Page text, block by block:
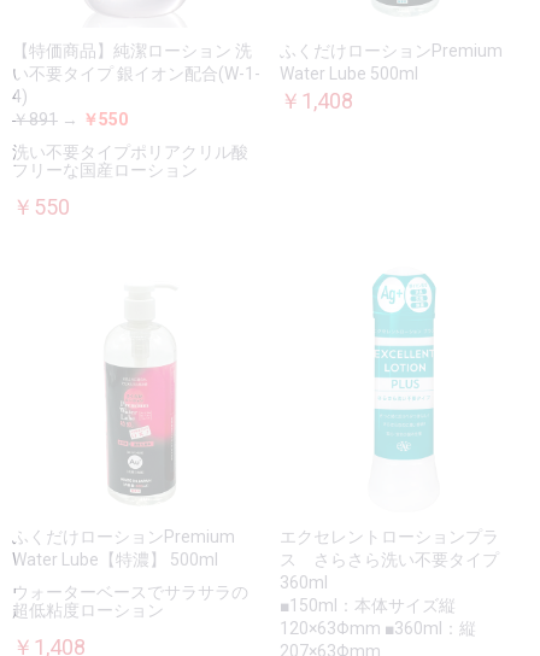
【特価商品】純潔ローション 洗
い不要タイプ 銀イオン配合(W-1-
4)
￥891 → ￥550
洗い不要タイプポリアクリル酸
フリーな国産ローション
￥550
ふくだけローションPremium
Water Lube 500ml
￥1,408
ふくだけローションPremium
Water Lube【特濃】 500ml
ウォーターベースでサラサラの
超低粘度ローション
￥1,408
エクセレントローションプラ
ス さらさら洗い不要タイプ
360ml
■150ml：本体サイズ縦
120×63Φmm ■360ml：縦
207×63Φmm